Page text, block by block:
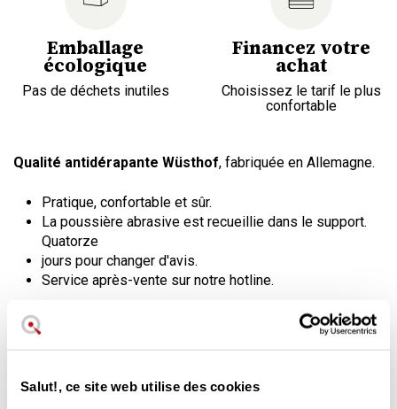
Salut!, ce site web utilise des cookies
Emballage
écologique
Pas de déchets inutiles
Financez votre
achat
Choisissez le tarif le plus
confortable
Qualité antidérapante Wüsthof, fabriquée en Allemagne.
Pratique, confortable et sûr.
La poussière abrasive est recueillie dans le support.
Quatorze
jours pour changer d'avis.
Service après-vente sur notre hotline.
Affûtez vos couteaux avec une
pierre de manière confortable et
sûre.